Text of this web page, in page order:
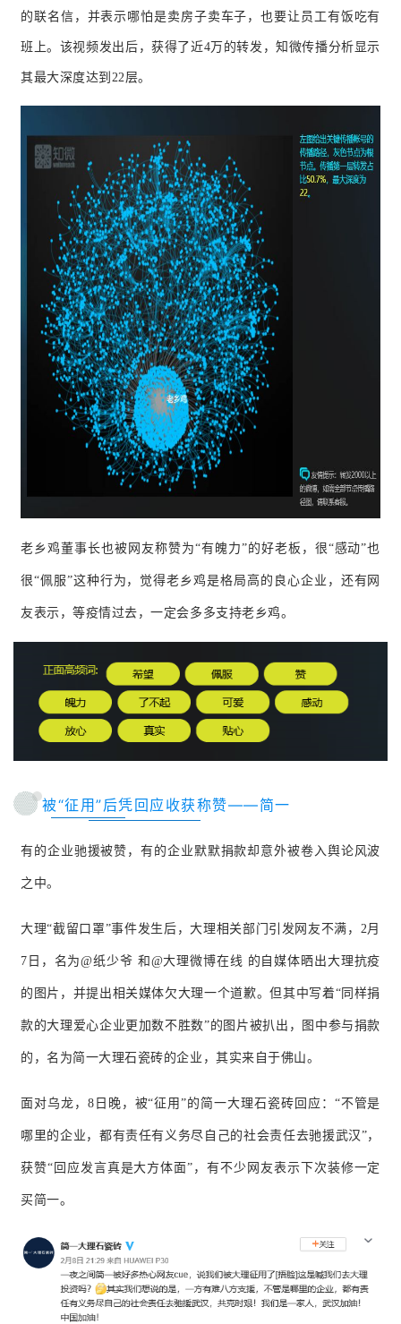
的联名信，并表示哪怕是卖房子卖车子，也要让员工有饭吃有
班上。 该视频发出后，获得了近4万的转发，知微传播分析显示
其最大深度达到22层。
老乡鸡董事长也被网友称赞为“有魄力”的好老板，很“感动”也
很“佩服”这种行为，觉得老乡鸡是格局高的良心企业，还有网
友表示，等疫情过去，一定会多多支持老乡鸡。
被“征用”后凭回应收获称赞——简一
有的企业驰援被赞，有的企业默默捐款却意外被卷入舆论风波
之中。
大理“截留口罩”事件发生后，大理相关部门引发网友不满，2月
7日，名为@纸少爷 和@大理微博在线 的自媒体晒出大理抗疫
的图片，并提出相关媒体欠大理一个道歉。但其中写着“同样捐
款的大理爱心企业更加数不胜数”的图片被扒出，图中参与捐款
的，名为简一大理石瓷砖的企业，其实来自于佛山。
面对乌龙，8日晚，被“征用”的简一大理石瓷砖回应：“不管是
哪里的企业，都有责任有义务尽自己的社会责任去驰援武汉”，
获赞“回应发言真是大方体面”，有不少网友表示下次装修一定
买简一。